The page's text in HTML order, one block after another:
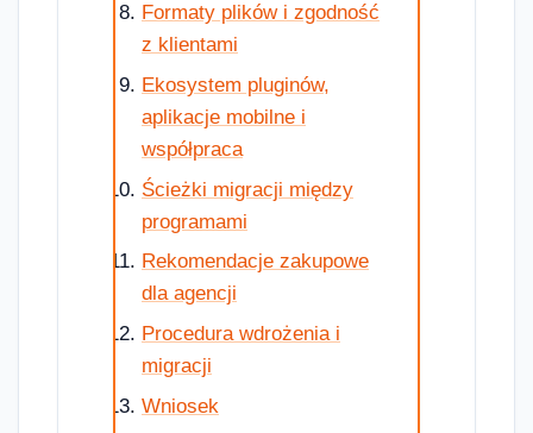
Formaty plików i zgodność
z klientami
Ekosystem pluginów,
aplikacje mobilne i
współpraca
Ścieżki migracji między
programami
Rekomendacje zakupowe
dla agencji
Procedura wdrożenia i
migracji
Wniosek